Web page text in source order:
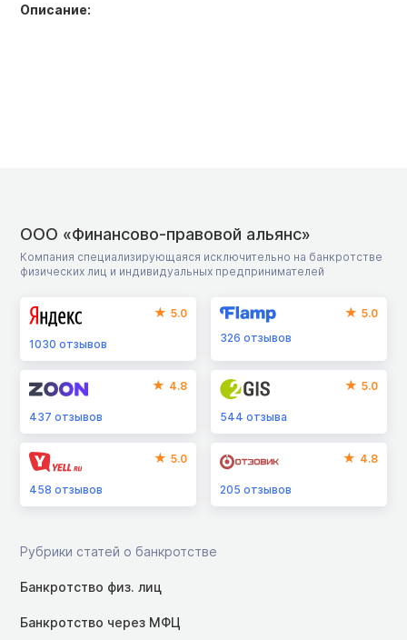
Описание:
ООО «Финансово-правовой альянс»
Компания специализирующаяся исключительно на банкротстве
физических лиц и индивидуальных предпринимателей
5.0
1030 отзывов
5.0
326отзывов
4.8
437 отзывов
5.0
544отзыва
5.0
458 отзывов
4.8
205отзывов
Рубрики статей о банкротстве
Банкротство физ. лиц
Банкротство через МФЦ